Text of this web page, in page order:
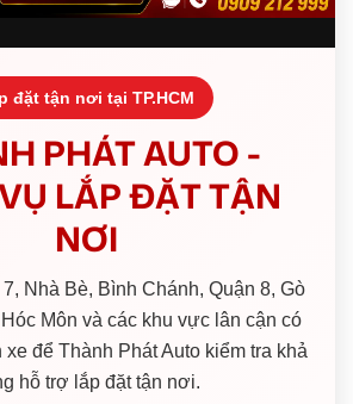
đặt tận nơi tại TP.HCM
PHÁT AUTO -
LẮP ĐẶT TẬN
NƠI
Nhà Bè, Bình Chánh, Quận 8, Gò
Môn và các khu vực lân cận có
để Thành Phát Auto kiểm tra khả
hỗ trợ lắp đặt tận nơi.